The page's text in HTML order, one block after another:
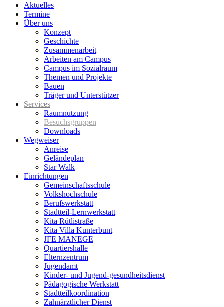
Aktuelles
Termine
Über uns
Konzept
Geschichte
Zusammenarbeit
Arbeiten am Campus
Campus im Sozialraum
Themen und Projekte
Bauen
Träger und Unterstützer
Services
Raumnutzung
Besuchsgruppen
Downloads
Wegweiser
Anreise
Geländeplan
Star Walk
Einrichtungen
Gemeinschaftsschule
Volkshochschule
Berufswerkstatt
Stadtteil-Lernwerkstatt
Kita Rütlistraße
Kita Villa Kunterbunt
JFE MANEGE
Quartiershalle
Elternzentrum
Jugendamt
Kinder- und Jugend-gesundheitsdienst
Pädagogische Werkstatt
Stadtteilkoordination
Zahnärztlicher Dienst